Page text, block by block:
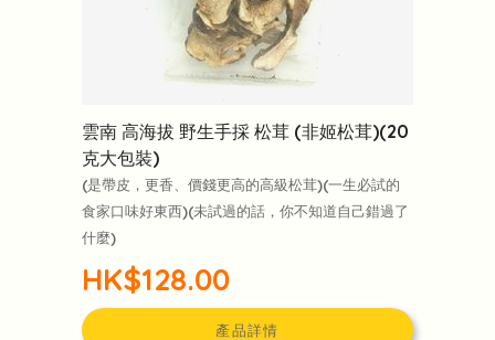
雲南 高海拔 野生手採 松茸 (非姬松茸)(20
克大包裝)
(是帶皮，更香、價錢更高的高級松茸)(一生必試的
食家口味好東西)(未試過的話，你不知道自己錯過了
什麼)
HK$128.00
產品詳情